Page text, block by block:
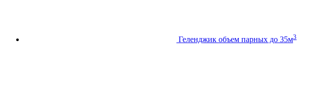
Геленджик объем парных до 35м3